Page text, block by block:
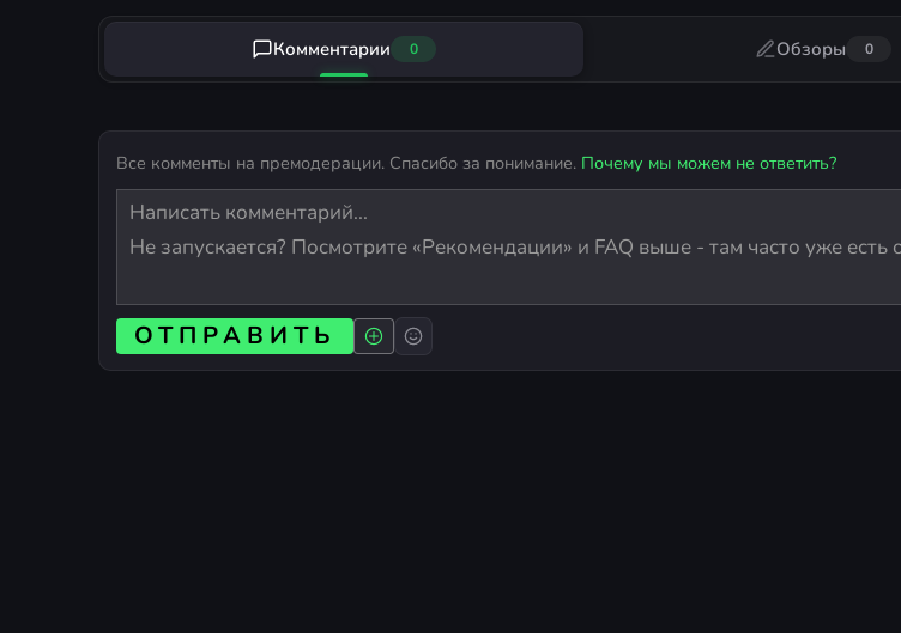
Комментарии 0 Обзоры 0
Все комменты на премодерации. Спасибо за понимание. Почему мы можем не ответить?
ОТПРАВИТЬ